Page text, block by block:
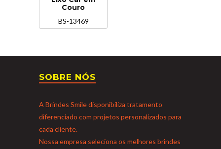
Couro
BS-13469
SOBRE NÓS
A Brindes Smile disponibiliza tratamento
diferenciado com projetos personalizados para
cada cliente.
Nossa empresa seleciona os melhores brindes